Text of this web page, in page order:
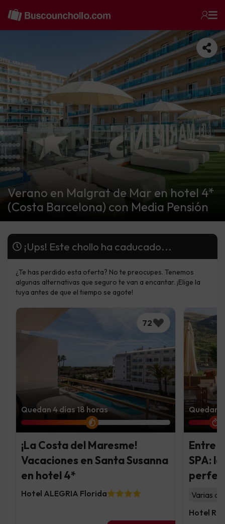
Verano en Malgrat de Mar en hotel 4*
(Costa Barcelona) con Media Pensión
¡Ups! Este chollo ha caducado...
¿Te has perdido esta oferta? No te preocupes. Tenemos
algunas alternativas que seguro te van a encantar. ¡Elige la
tuya antes de que el tiempo se agote!
72
Quedan 4 días 18 horas
¡La Costa del Maresme!
Vacaciones en Santa Susanna
en hotel 4*
Hotel ALEGRIA Florida
Quedan
Entre
SPA:
Varias
Hotel